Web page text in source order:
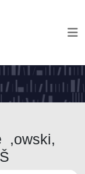
,owski,